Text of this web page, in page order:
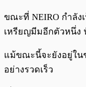
ขณะที่ NEIRO กำลัง
เหรียญมีมอีกตัวหนึ่ง
แม้ขณะนี้จะยังอยู่ใน
อย่างรวดเร็ว